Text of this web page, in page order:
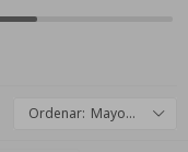
Mayor descuento